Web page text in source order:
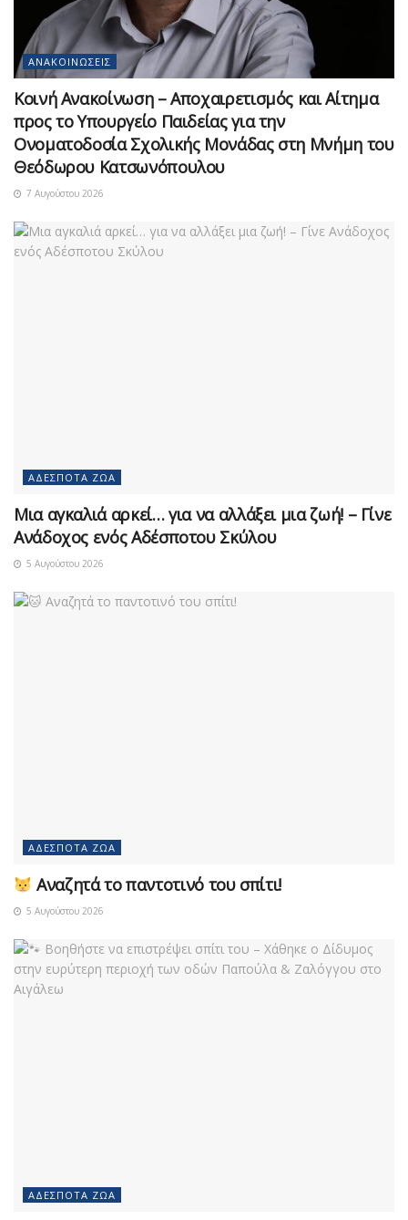
ΑΝΑΚΟΙΝΏΣΕΙΣ
Κοινή Ανακοίνωση – Αποχαιρετισμός και Αίτημα
προς το Υπουργείο Παιδείας για την
Ονοματοδοσία Σχολικής Μονάδας στη Μνήμη του
Θεόδωρου Κατσωνόπουλου
7 Αυγούστου 2026
ΑΔΈΣΠΟΤΑ ΖΏΑ
Μια αγκαλιά αρκεί… για να αλλάξει μια ζωή! – Γίνε
Ανάδοχος ενός Αδέσποτου Σκύλου
5 Αυγούστου 2026
ΑΔΈΣΠΟΤΑ ΖΏΑ
Αναζητά το παντοτινό του σπίτι!
5 Αυγούστου 2026
ΑΔΈΣΠΟΤΑ ΖΏΑ